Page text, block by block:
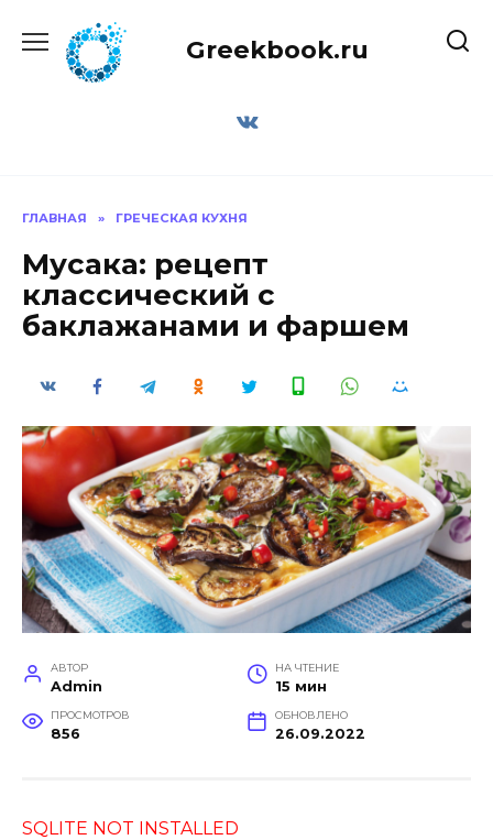
содержанию
Greekbook.ru
ГЛАВНАЯ » ГРЕЧЕСКАЯ КУХНЯ
Мусака: рецепт
классический с
баклажанами и фаршем
АВТОР
Admin
НА ЧТЕНИЕ
15 мин
ПРОСМОТРОВ
856
ОБНОВЛЕНО
26.09.2022
SQLITE NOT INSTALLED